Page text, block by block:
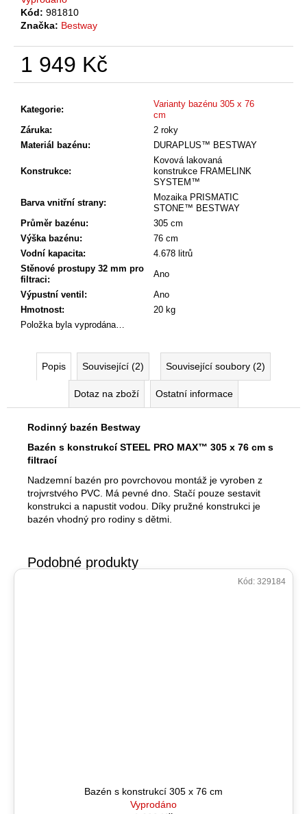
Kód: 981810
Značka: Bestway
1 949 Kč
Měrná
Kategorie:
Varianty bazénu 305 x 76
cm
Záruka:
2 roky
Materiál bazénu: DURAPLUS™ BESTWAY
Konstrukce:
Kovová lakovaná
konstrukce FRAMELINK
SYSTEM™
Barva vnitřní strany:
Mozaika PRISMATIC
STONE™ BESTWAY
Průměr bazénu:
305 cm
Výška bazénu:
76 cm
Vodní kapacita:
4.678 litrů
Stěnové prostupy 32 mm pro
filtraci:
Ano
Výpustní ventil:
Ano
Hmotnost:
20 kg
Položka byla vyprodána…
Popis Související (2) Související soubory (2)
Dotaz na zboží Ostatní informace
Rodinný bazén Bestway
Bazén s konstrukcí STEEL PRO MAX™ 305 x 76 cm s
filtrací
Nadzemní bazén pro povrchovou montáž je vyroben z
trojvrstvého PVC. Má pevné dno. Stačí pouze sestavit
konstrukci a napustit vodou. Díky pružné konstrukci je
bazén vhodný pro rodiny s dětmi.
Bazén s konstrukcí 305 x 76 cm
Vyprodáno
Kód: 329184
u
e
m